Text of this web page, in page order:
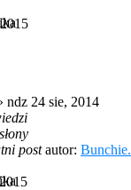
ndz 24 sie, 2014
postautor: Bunchie.